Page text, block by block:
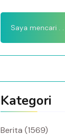
Kategori
Berita (1569)